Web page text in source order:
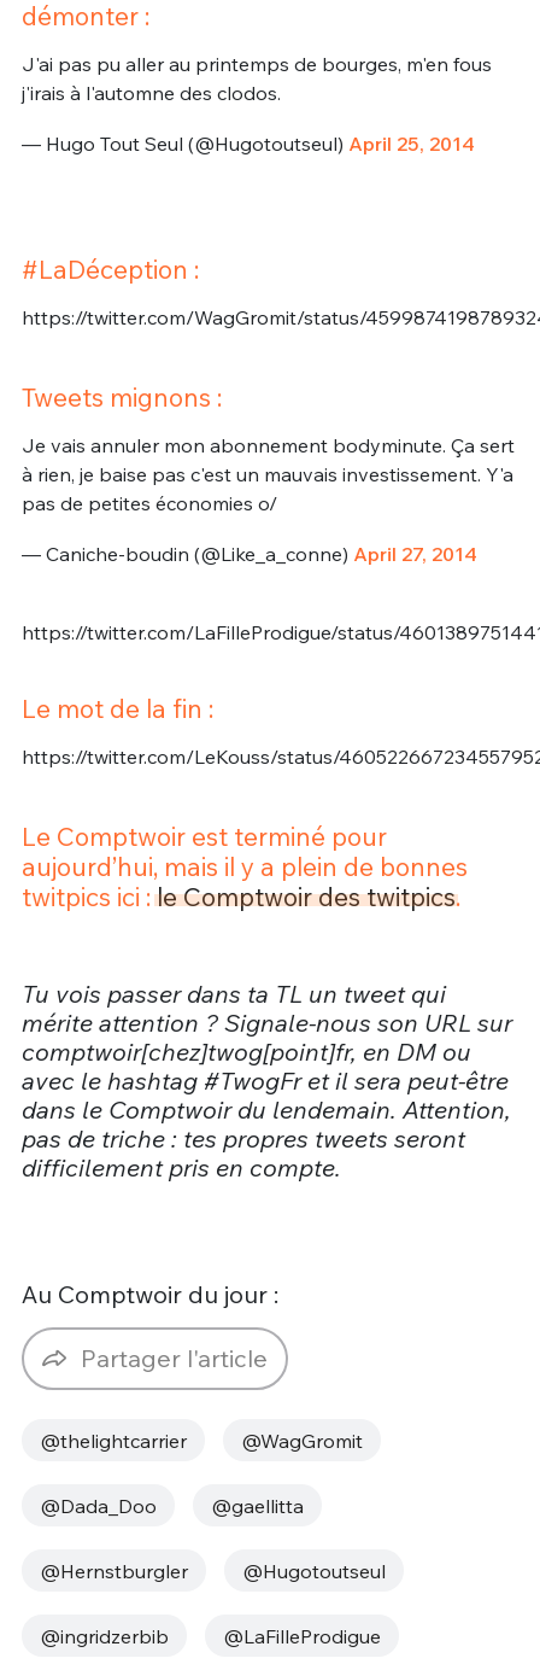
démonter :
J'ai pas pu aller au printemps de bourges, m'en fous
j'irais à l'automne des clodos.
— Hugo Tout Seul (@Hugotoutseul) April 25, 2014
#LaDéception :
https://twitter.com/WagGromit/status/
Tweets mignons :
Je vais annuler mon abonnement bodyminute. Ça sert
à rien, je baise pas c'est un mauvais investissement. Y'a
pas de petites économies o/
— Caniche-boudin (@Like_a_conne) April 27, 2014
https://twitter.com/LaFilleProdigue/status/
Le mot de la fin :
https://twitter.com/LeKouss/status/
Le Comptwoir est terminé pour
aujourd’hui, mais il y a plein de bonnes
twitpics ici :le Comptwoir des twitpics.
Tu vois passer dans ta TL un tweet qui
mérite attention ? Signale-nous son URL sur
comptwoir[chez]twog[point]fr, en DM ou
avec le hashtag #TwogFr et il sera peut-être
dans le Comptwoir du lendemain. Attention,
pas de triche : tes propres tweets seront
difficilement pris en compte.
Au Comptwoir du jour :
Partager l'article
@thelightcarrier @WagGromit
@Dada_Doo @gaellitta
@Hernstburgler @Hugotoutseul
@ingridzerbib @LaFilleProdigue